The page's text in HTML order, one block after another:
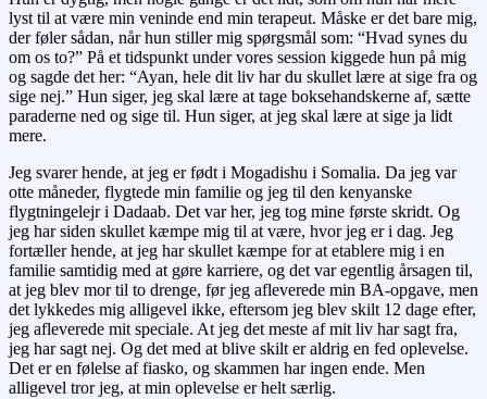
lyst til at være min veninde end min terapeut. Måske er det bare mig,
der føler sådan, når hun stiller mig spørgsmål som: “Hvad synes du
om os to?” På et tidspunkt under vores session kiggede hun på mig
og sagde det her: “Ayan, hele dit liv har du skullet lære at sige fra og
sige nej.” Hun siger, jeg skal lære at tage boksehandskerne af, sætte
paraderne ned og sige til. Hun siger, at jeg skal lære at sige ja lidt
mere.
Jeg svarer hende, at jeg er født i Mogadishu i Somalia. Da jeg var
otte måneder, flygtede min familie og jeg til den kenyanske
flygtningelejr i Dadaab. Det var her, jeg tog mine første skridt. Og
jeg har siden skullet kæmpe mig til at være, hvor jeg er i dag. Jeg
fortæller hende, at jeg har skullet kæmpe for at etablere mig i en
familie samtidig med at gøre karriere, og det var egentlig årsagen til,
at jeg blev mor til to drenge, før jeg afleverede min BA-opgave, men
det lykkedes mig alligevel ikke, eftersom jeg blev skilt 12 dage efter,
jeg afleverede mit speciale. At jeg det meste af mit liv har sagt fra,
jeg har sagt nej. Og det med at blive skilt er aldrig en fed oplevelse.
Det er en følelse af fiasko, og skammen har ingen ende. Men
alligevel tror jeg, at min oplevelse er helt særlig.